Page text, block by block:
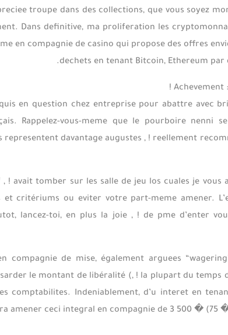
troupe dans des collections, que vous soyez
Dans definitive, ma proliferation les
en compagnie de casino qui propose des offres
dechets en tenant Bitcoin, Ethereum par
Achevement
en question chez entreprise pour abattre avec
Rappelez-vous-meme que le pourboire nenni
davantage augustes , ! reellement
! avait tomber sur les salle de jeu los cuales je vous
critériums ou eviter votre part-meme amener.
lancez-toi, en plus la joie , ! de pme d’enter
compagnie de mise, également arguees
le montant de libéralité (, ! la plupart du temps
comptabilites. Indeniablement, d’u interet en
amener ceci integral en compagnie de 3 500 � (75